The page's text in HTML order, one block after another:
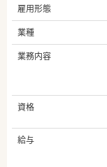
雇用形態
業種
業務内容
資格
給与